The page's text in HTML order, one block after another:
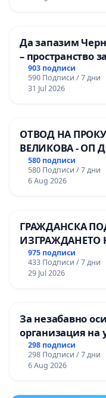
мениджмънт –
Да запазим
– пространство
903 подписи
590 Подписи / 7 дни
31 Jul 2026
ОТВОД НА
ВЕЛИКОВА - ОП
580 подписи
580 Подписи / 7 дни
6 Aug 2026
ГРАЖДАНСКА
НА
975 подписи
433 Подписи / 7 дни
29 Jul 2026
За незабавно
организация на
гарантиране на
и качествено
ОУ „Княз
298 подписи
298 Подписи / 7 дни
6 Aug 2026